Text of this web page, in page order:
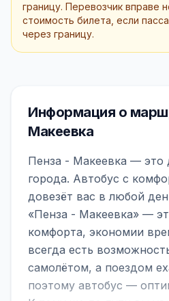
границу. Перевозчик вправе
стоимость билета, если
через границу.
Информация о
Макеевка
Пенза - Макеевка — это
города. Автобус с
довезёт вас в любой
«Пенза - Макеевка» —
комфорта, экономии
всегда есть
самолётом, а поездом
поэтому автобус —